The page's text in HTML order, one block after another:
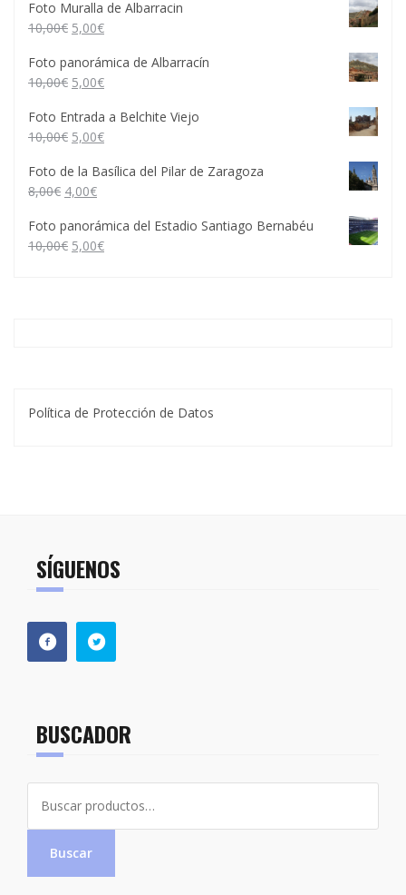
Foto Muralla de Albarracin
10,00€ 5,00€
Foto panorámica de Albarracín
10,00€ 5,00€
Foto Entrada a Belchite Viejo
10,00€ 5,00€
Foto de la Basílica del Pilar de Zaragoza
8,00€ 4,00€
Foto panorámica del Estadio Santiago Bernabéu
10,00€ 5,00€
Política de Protección de Datos
SÍGUENOS
BUSCADOR
por:
Buscar